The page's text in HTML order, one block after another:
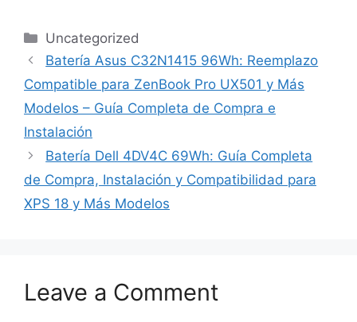
Categories
Uncategorized
Batería Asus C32N1415 96Wh: Reemplazo
Compatible para ZenBook Pro UX501 y Más
Modelos – Guía Completa de Compra e
Instalación
Batería Dell 4DV4C 69Wh: Guía Completa
de Compra, Instalación y Compatibilidad para
XPS 18 y Más Modelos
Leave a Comment